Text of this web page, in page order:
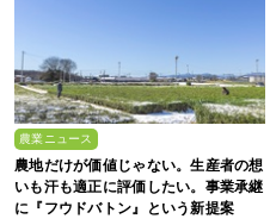
農業ニュース
農地だけが価値じゃない。生産者の想
いも汗も適正に評価したい。事業承継
に『フウドバトン』という新提案